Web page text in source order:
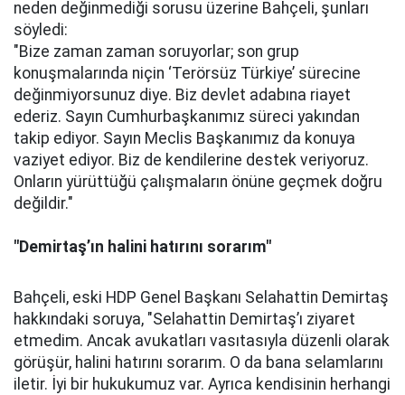
neden değinmediği sorusu üzerine Bahçeli, şunları
söyledi:
"Bize zaman zaman soruyorlar; son grup
konuşmalarında niçin ‘Terörsüz Türkiye’ sürecine
değinmiyorsunuz diye. Biz devlet adabına riayet
ederiz. Sayın Cumhurbaşkanımız süreci yakından
takip ediyor. Sayın Meclis Başkanımız da konuya
vaziyet ediyor. Biz de kendilerine destek veriyoruz.
Onların yürüttüğü çalışmaların önüne geçmek doğru
değildir."
"Demirtaş’ın halini hatırını sorarım"
Bahçeli, eski HDP Genel Başkanı Selahattin Demirtaş
hakkındaki soruya, "Selahattin Demirtaş’ı ziyaret
etmedim. Ancak avukatları vasıtasıyla düzenli olarak
görüşür, halini hatırını sorarım. O da bana selamlarını
iletir. İyi bir hukukumuz var. Ayrıca kendisinin herhangi